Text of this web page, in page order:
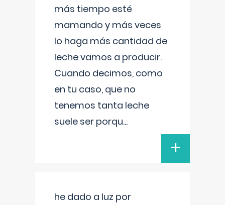
más tiempo esté
mamando y más veces
lo haga más cantidad de
leche vamos a producir.
Cuando decimos, como
en tu caso, que no
tenemos tanta leche
suele ser porqu...
+
he dado a luz por